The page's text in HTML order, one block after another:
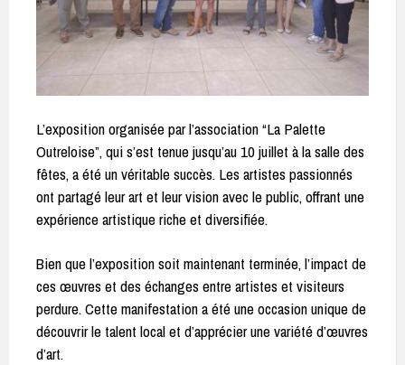
L’exposition organisée par l’association “La Palette
Outreloise”, qui s’est tenue jusqu’au 10 juillet à la salle des
fêtes, a été un véritable succès. Les artistes passionnés
ont partagé leur art et leur vision avec le public, offrant une
expérience artistique riche et diversifiée.
Bien que l’exposition soit maintenant terminée, l’impact de
ces œuvres et des échanges entre artistes et visiteurs
perdure. Cette manifestation a été une occasion unique de
découvrir le talent local et d’apprécier une variété d’œuvres
d’art.